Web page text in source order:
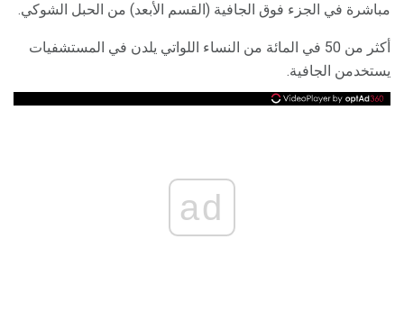
مباشرة في الجزء فوق الجافية (القسم الأبعد) من الحبل الشوكي.
أكثر من 50 في المائة من النساء اللواتي يلدن في المستشفيات
يستخدمن الجافية.
ad